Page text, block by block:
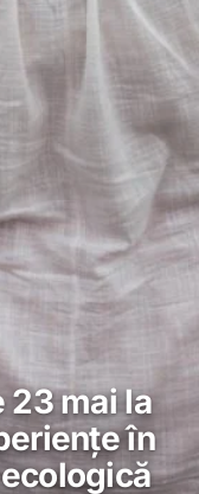
23 mai la
în